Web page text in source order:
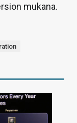
mukana.